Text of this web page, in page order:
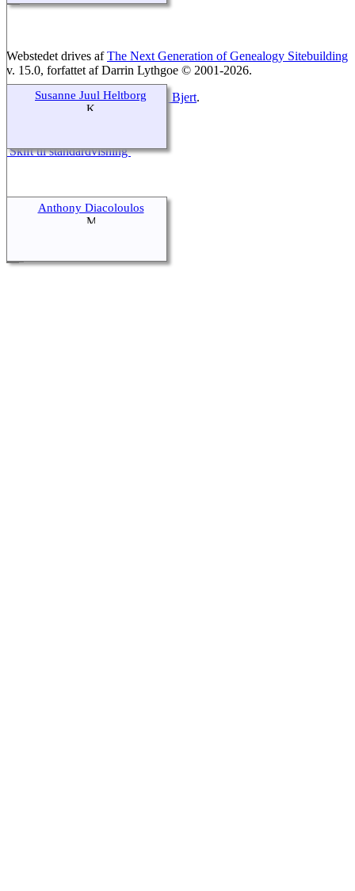
Susanne Juul Heltborg
Anthony Diacoloulos
Webstedet drives afThe Next Generation of Genealogy Sitebuilding
v. 15.0, forfattet af Darrin Lythgoe © 2001-2026.
Opdateres afLars Heltborg, Sdr. Bjert.
Skift til standardvisning